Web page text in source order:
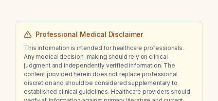
Professional Medical Disclaimer
This information is intended for healthcare professionals.
Any medical decision-making should rely on clinical
judgment and independently verified information. The
content provided herein does not replace professional
discretion and should be considered supplementary to
established clinical guidelines. Healthcare providers should